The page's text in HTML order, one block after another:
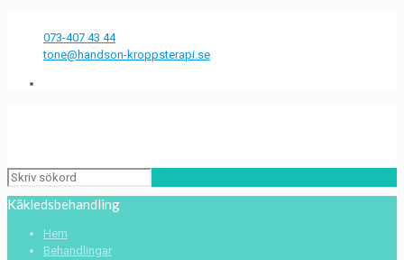
073-407 43 44
tone@handson-kroppsterapi.se
Käkledsbehandling
Hem
Behandlingar